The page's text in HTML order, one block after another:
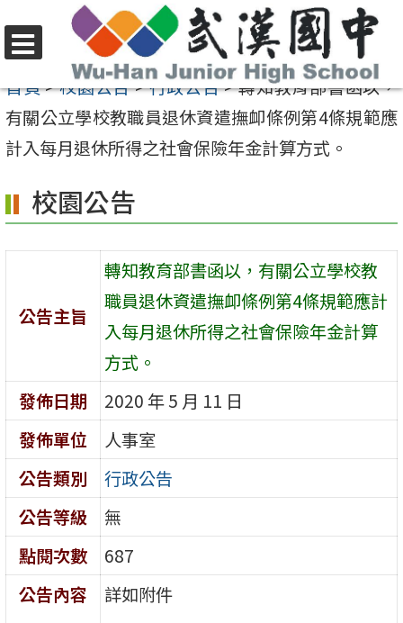
至
要
內
區
選
單
首頁>校園公告>行政公告>轉知教育部書函以，
有關公立學校教職員退休資遣撫卹條例第4條規範應
計入每月退休所得之社會保險年金計算方式。
校園公告
公告主旨
轉知教育部書函以，有關公立學校教
職員退休資遣撫卹條例第4條規範應計
入每月退休所得之社會保險年金計算
方式。
發佈日期
2020 年 5 月 11 日
發佈單位
人事室
公告類別
行政公告
公告等級
無
點閱次數
687
公告內容
詳如附件